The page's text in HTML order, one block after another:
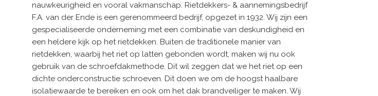
nauwkeurigheid en vooral vakmanschap. Rietdekkers- & aannemingsbedrijf
F.A. van der Ende is een gerenommeerd bedrijf, opgezet in 1932. Wij zijn een
gespecialiseerde onderneming met een combinatie van deskundigheid en
een heldere kijk op het rietdekken. Buiten de traditionele manier van
rietdekken, waarbij het riet op latten gebonden wordt, maken wij nu ook
gebruik van de schroefdakmethode. Dit wil zeggen dat we het riet op een
dichte onderconstructie schroeven. Dit doen we om de hoogst haalbare
isolatiewaarde te bereiken en ook om het dak brandveiliger te maken. Wij